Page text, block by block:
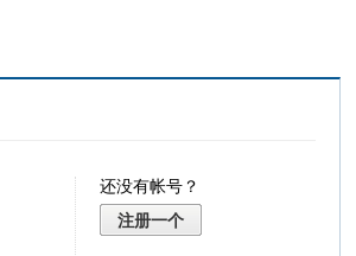
还没有帐号？
注册一个